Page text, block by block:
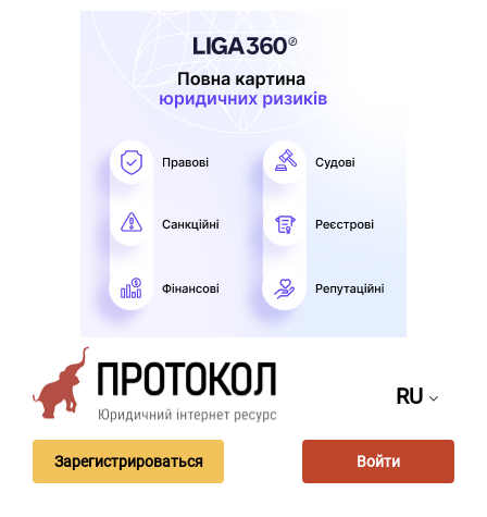
RU
Зарегистрироваться Войти